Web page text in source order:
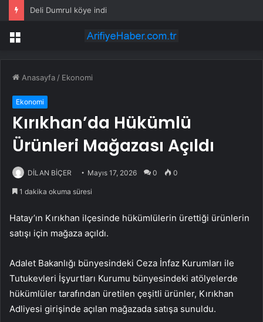
Deli Dumrul köye indi
Menü
Anasayfa / Ekonomi
Ekonomi
Kırıkhan’da Hükümlü
Ürünleri Mağazası Açıldı
DİLAN BİÇER Mayıs 17, 2026 0 0
1 dakika okuma süresi
Hatay’ın Kırıkhan ilçesinde hükümlülerin ürettiği ürünlerin
satışı için mağaza açıldı.
Adalet Bakanlığı bünyesindeki Ceza İnfaz Kurumları ile
Tutukevleri İşyurtları Kurumu bünyesindeki atölyelerde
hükümlüler tarafından üretilen çeşitli ürünler, Kırıkhan
Adliyesi girişinde açılan mağazada satışa sunuldu.